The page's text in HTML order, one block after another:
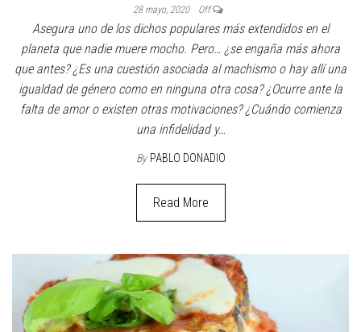
28 mayo, 2020 Off
Asegura uno de los dichos populares más extendidos en el
planeta que nadie muere mocho. Pero… ¿se engaña más ahora
que antes? ¿Es una cuestión asociada al machismo o hay allí una
igualdad de género como en ninguna otra cosa? ¿Ocurre ante la
falta de amor o existen otras motivaciones? ¿Cuándo comienza
una infidelidad y…
By PABLO DONADIO
Read More